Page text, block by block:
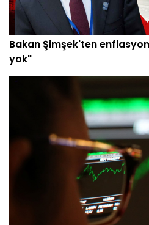
Bakan Şimşek'ten
yok"